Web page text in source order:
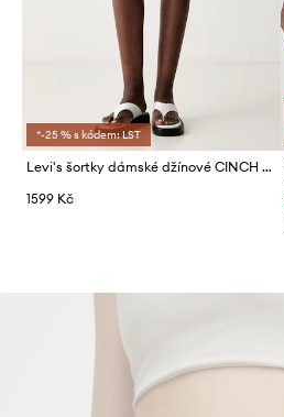
*-25 % s kódem: LST
Levi's šortky dámské džínové CINCH MID-THIGH
1599 Kč